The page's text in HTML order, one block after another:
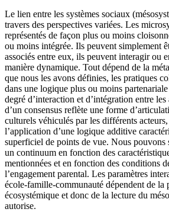
Le lien entre les systèmes sociaux
travers des perspectives variées. Les
représentés de façon plus ou moins
ou moins intégrée. Ils peuvent simplement
associés entre eux, ils peuvent interagir ou
manière dynamique. Tout dépend de la
que nous les avons définies, les pratiques
dans une logique plus ou moins
degré d’interaction et d’intégration entre
d’un consensus reflète une forme
culturels véhiculés par les différents
l’application d’une logique additive
superficiel de points de vue. Nous pouvons
un continuum en fonction des
mentionnées et en fonction des conditions
l’engagement parental. Les paramètres
école-famille-communauté dépendent de la
écosystémique et donc de la lecture du
autorise.